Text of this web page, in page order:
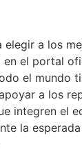
elegir a los
el portal
el mundo
a los
integren el
la